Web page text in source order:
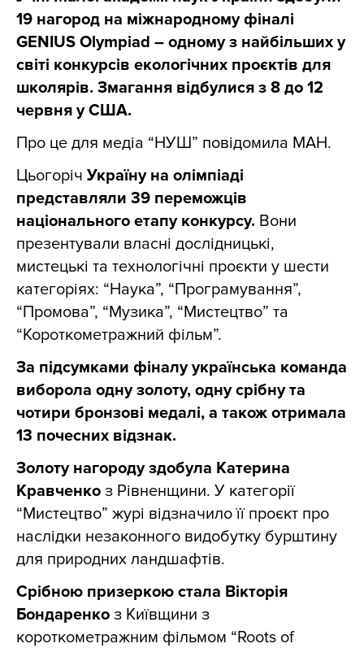
19 нагород на міжнародному фіналі
GENIUS Olympiad – одному з найбільших у
світі конкурсів екологічних проєктів для
школярів. Змагання відбулися з 8 до 12
червня у США.
Про це для медіа “НУШ” повідомила МАН.
Цьогоріч Україну на олімпіаді
представляли 39 переможців
національного етапу конкурсу. Вони
презентували власні дослідницькі,
мистецькі та технологічні проєкти у шести
категоріях: “Наука”, “Програмування”,
“Промова”, “Музика”, “Мистецтво” та
“Короткометражний фільм”.
За підсумками фіналу українська команда
виборола одну золоту, одну срібну та
чотири бронзові медалі, а також отримала
13 почесних відзнак.
Золоту нагороду здобула Катерина
Кравченко з Рівненщини. У категорії
“Мистецтво” журі відзначило її проєкт про
наслідки незаконного видобутку бурштину
для природних ландшафтів.
Срібною призеркою стала Вікторія
Бондаренко з Київщини з
короткометражним фільмом “Roots of